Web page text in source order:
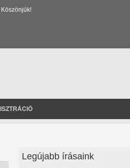
Legújabb írásaink